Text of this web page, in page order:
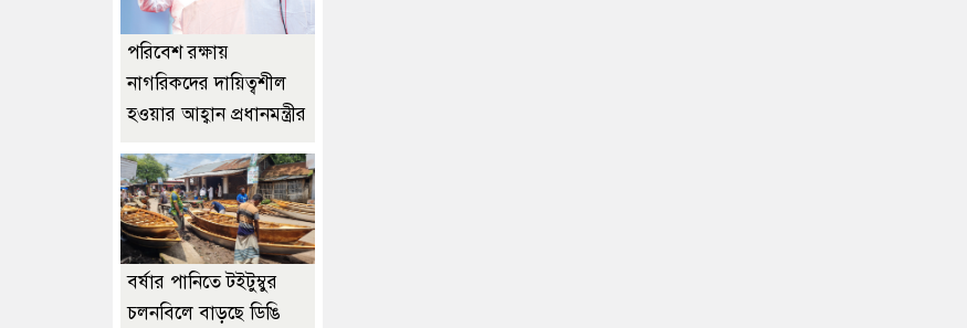
পরিবেশ রক্ষায়
নাগরিকদের দায়িত্বশীল
হওয়ার আহ্বান প্রধানমন্ত্রীর
বর্ষার পানিতে টইটুম্বুর
চলনবিলে বাড়ছে ডিঙি